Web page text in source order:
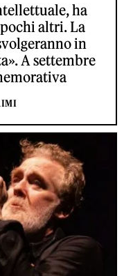
ha
altri. La
in
A settembre